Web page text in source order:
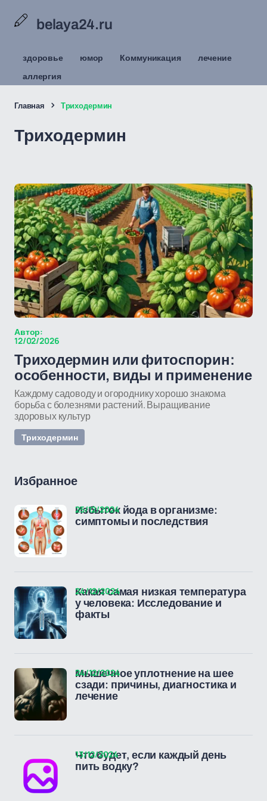
belaya24.ru
здоровье юмор Коммуникация
лечение
аллергия
Главная Триходермин
Триходермин
Автор:
12/02/2026
Триходермин или фитоспорин:
особенности, виды и применение
Каждому садоводу и огороднику хорошо знакома
борьба с болезнями растений. Выращивание
здоровых культур
Триходермин
Избранное
Избыток йода в организме:
симптомы и последствия
25/12/2024
Какая самая низкая температура
у человека: Исследование и
факты
24/12/2024
Мышечное уплотнение на шее
сзади: причины, диагностика и
лечение
24/12/2024
Что будет, если каждый день
пить водку?
13/12/2024